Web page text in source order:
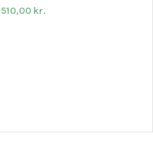
510,00 kr.